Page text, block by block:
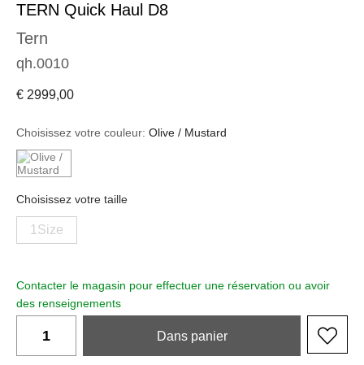
TERN Quick Haul D8
Tern
qh.0010
€ 2999,00
Choisissez votre couleur: Olive / Mustard
Choisissez votre taille
1Size
Contacter le magasin pour effectuer une réservation ou avoir
des renseignements
Dans panier